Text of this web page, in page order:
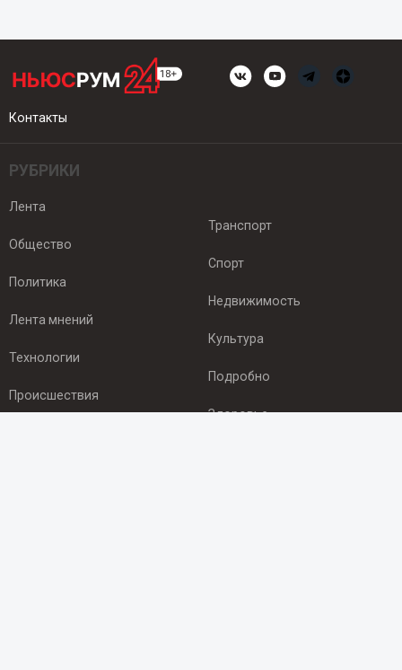
Контакты
РУБРИКИ
Лента
Общество
Политика
Лента мнений
Технологии
Происшествия
Транспорт
Спорт
Недвижимость
Культура
Подробно
Здоровье